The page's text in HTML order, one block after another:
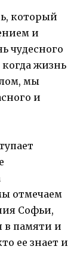
который
и
чудесного
жизнь
мы
и
отмечаем
Софьи,
в памяти и
ее знает и